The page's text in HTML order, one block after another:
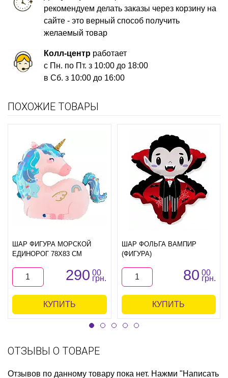
рекомендуем делать заказы через корзину на
сайте - это верный способ получить
желаемый товар
Колл-центр работает
с Пн. по Пт. з 10:00 до 18:00
в Сб. з 10:00 до 16:00
ПОХОЖИЕ ТОВАРЫ
ШАР ФИГУРА МОРСКОЙ
ЕДИНОРОГ 78Х83 СМ
290 00
грн.
КУПИТЬ
ШАР ФОЛЬГА ВАМПИР
(ФИГУРА)
80 00
грн.
КУПИТЬ
ОТЗЫВЫ О ТОВАРЕ
Отзывов по данному товару пока нет. Нажми "Написать